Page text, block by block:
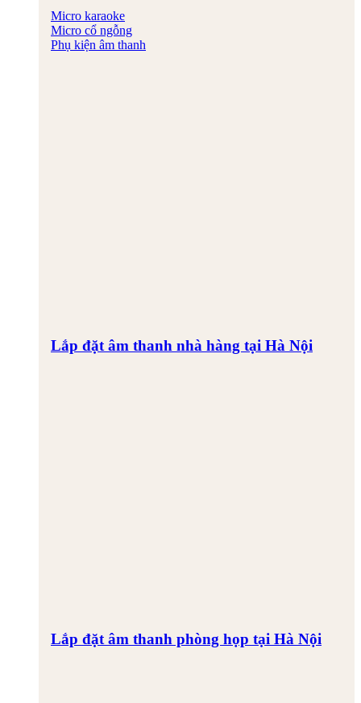
Micro karaoke
Micro cổ ngỗng
Phụ kiện âm thanh
Lắp đặt âm thanh nhà hàng tại Hà Nội
Lắp đặt âm thanh phòng họp tại Hà Nội